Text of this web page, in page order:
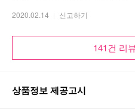
샤워 중 자연스럽게 생기는 스팀
고 보습 & 고 영양 팩
2020.02.14 신고하기
141건 리
상품정보 제공고시